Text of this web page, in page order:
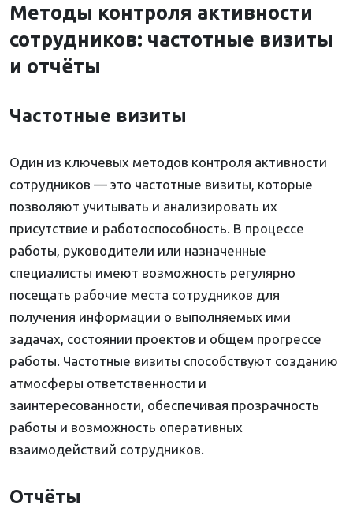
Методы контроля активности
сотрудников: частотные визиты
и отчёты
Частотные визиты
Один из ключевых методов контроля активности
сотрудников — это частотные визиты, которые
позволяют учитывать и анализировать их
присутствие и работоспособность. В процессе
работы, руководители или назначенные
специалисты имеют возможность регулярно
посещать рабочие места сотрудников для
получения информации о выполняемых ими
задачах, состоянии проектов и общем прогрессе
работы. Частотные визиты способствуют созданию
атмосферы ответственности и
заинтересованности, обеспечивая прозрачность
работы и возможность оперативных
взаимодействий сотрудников.
Отчёты